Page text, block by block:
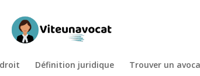
Définition juridique Trouver un